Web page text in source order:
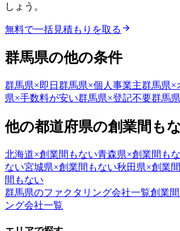
しょう。
無料で一括見積もりを取る
群馬県の他の条件
群馬県×即日 群馬県×個人事業主群馬県×
県×手数料が安い群馬県×登記不要群馬県
他の都道府県の創業間も
北海道×創業間もない青森県×創業間も
ない宮城県×創業間もない秋田県×創業
間もない
群馬県のファクタリング会社一覧創業
ング会社一覧